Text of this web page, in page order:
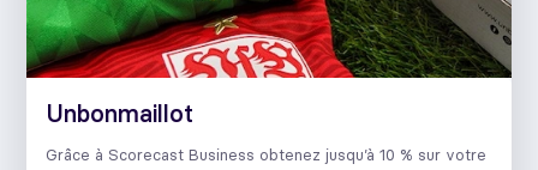
Unbonmaillot
Grâce à Scorecast Business obtenez jusqu’à 10 % sur votre